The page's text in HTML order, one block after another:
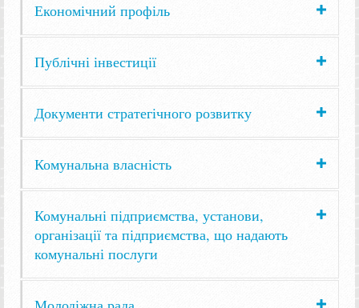
Економічний профіль
Публічні інвестиції
Документи стратегічного розвитку
Комунальна власність
Комунальні підприємства, установи,
організації та підприємства, що надають
комунальні послуги